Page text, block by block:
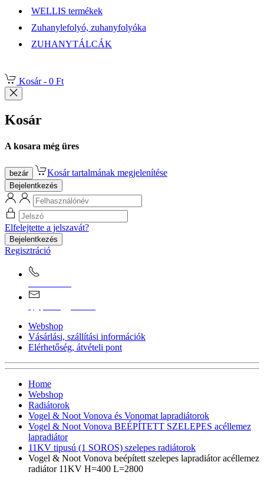
WELLIS termékek
Zuhanylefolyó, zuhanyfolyóka
ZUHANYTÁLCÁK
Kosár - 0 Ft
Kosár
A kosara még üres
bezár Kosár tartalmának megjelenítése
Bejelentkezés
Elfelejtette a jelszavát?
Bejelentkezés
Regisztráció
Webshop
Vásárlási, szállítási információk
Elérhetőség, átvételi pont
Home
Webshop
Radiátorok
Vogel & Noot Vonova és Vonomat lapradiátorok
Vogel & Noot Vonova BEÉPÍTETT SZELEPES acéllemez
lapradiátor
11KV tipusú (1 SOROS) szelepes radiátorok
Vogel & Noot Vonova beépített szelepes lapradiátor acéllemez
radiátor 11KV H=400 L=2800